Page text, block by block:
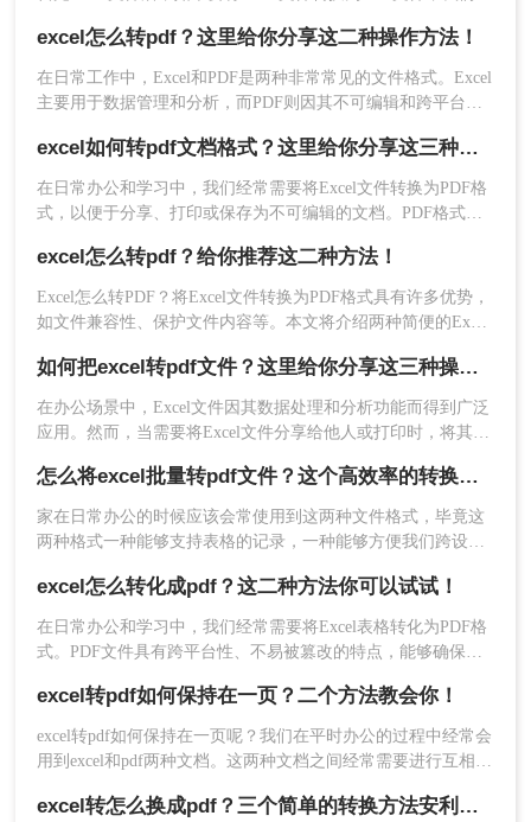
3、转换完成，打开可查看。
1、在进行转换前，请确保Excel表格中的数据、格
式和布局都已调整至最佳状态，以便于在PDF中呈
2、如果表格内容较多，无法在一页PDF中完全显
示，您可以考虑调整表格的列宽、行高或字体大
小，或者拆分表格为多个部分并分别转换。
表格内容清晰、格式正确，并且没有出现截断或重
叠的情况。
4、如果需要频繁进行Excel到PDF的转换操作，建
议安装专业的PDF转换软件，以提高转换效率和质
量。
总结：
以上就是如何将excel表格转为一页pdf的方法介绍
了，将Excel表格转为一页PDF是一个简单而实用的
操作。通过调整打印设置或使用专业软件，您可以
轻松实现这一目标，并确保转换后的PDF文件质量
和可读性。无论是在工作中还是学习中，这种转换
方式都能为您带来便利和效率。
大家介绍一下excel转pdf的方法。
excel怎么转pdf？这里给你分享这二种操作方法！
在日常工作中，Excel和PDF是两种非常常见的文件格式。Excel
主要用于数据管理和分析，而PDF则因其不可编辑和跨平台的
转换为PDF格式，以便在不需要修改内容的情况下分享或打印
文档。本文将指导您excel怎么转pdf，并介绍两种常用的方法。
excel如何转pdf文档格式？这里给你分享这三种操作方法！
在日常办公和学习中，我们经常需要将Excel文件转换为PDF格
式，以便于分享、打印或保存为不可编辑的文档。PDF格式因
何转PDF文档格式呢？下面，我将为您详细介绍几种将Excel文
件转换为PDF文档格式的方法。
excel怎么转pdf？给你推荐这二种方法！
Excel怎么转PDF？将Excel文件转换为PDF格式具有许多优势，
如文件兼容性、保护文件内容等。本文将介绍两种简便的Excel
务。
如何把excel转pdf文件？这里给你分享这三种操作方法！
在办公场景中，Excel文件因其数据处理和分析功能而得到广泛
应用。然而，当需要将Excel文件分享给他人或打印时，将其转
文将为您详细介绍Excel转PDF的方法，帮助您轻松实现数据的
安全分享与打印，提升工作效率。
怎么将excel批量转pdf文件？这个高效率的转换方法分享给你！
家在日常办公的时候应该会常使用到这两种文件格式，毕竟这
两种格式一种能够支持表格的记录，一种能够方便我们跨设备
excel怎么转化成pdf？这二种方法你可以试试！
在日常办公和学习中，我们经常需要将Excel表格转化为PDF格
式。PDF文件具有跨平台性、不易被篡改的特点，能够确保表
那么excel怎么转化成pdf呢？本文将介绍两种将Excel表格转化
为PDF的实用方法，帮助您轻松实现这一目标。
excel转pdf如何保持在一页？二个方法教会你！
excel转pdf如何保持在一页呢？我们在平时办公的过程中经常会
用到excel和pdf两种文档。这两种文档之间经常需要进行互相转
过长的话容易出现分页的情况，不利于观看。所以选择好一个
excel转怎么换成pdf？三个简单的转换方法安利给你们